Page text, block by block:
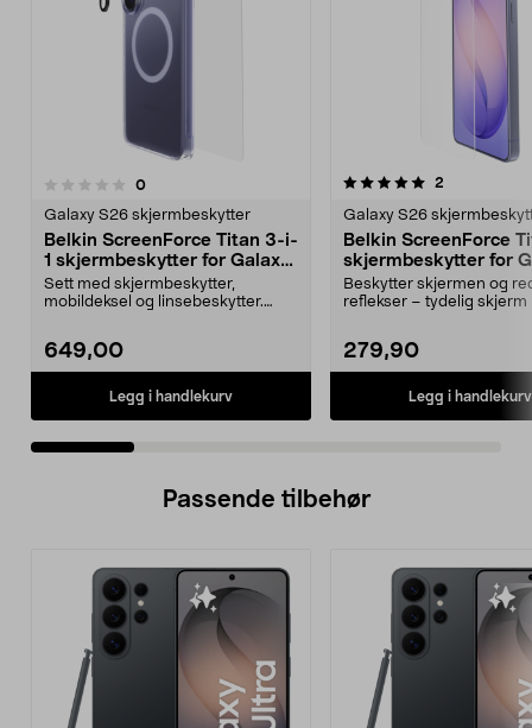
0anmeldelser
Galaxy S26 skjermbeskytter
Belkin ScreenForce Titan 3-i-
1 skjermbeskytter for Galaxy
S26 Ultra
Sett med skjermbeskytter,
mobildeksel og linsebeskytter.
649,00
Legg i handlekurv
5.0 av 5 stjerner 2
Galaxy S26
Belkin ScreenForce
skjermbeskytter for
S26 Ultra
Beskytter skjermen og
reflekser – tydelig skjerm
279,90
Legg i handlekurv
5.0 av 5 stjerner
Passende tilbehør